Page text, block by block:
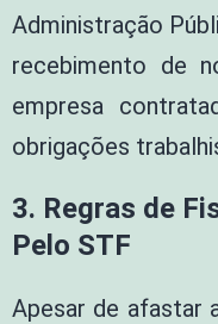
Administração
recebimento de
empresa
obrigações
3. Regras de
Pelo STF
Apesar de afastar